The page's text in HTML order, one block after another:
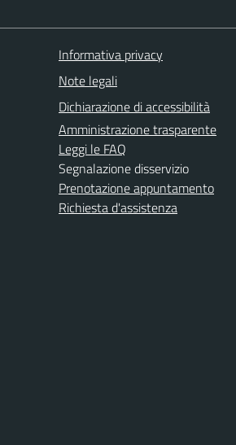
Informativa privacy
Note legali
Dichiarazione di accessibilità
Amministrazione trasparente
Leggi le FAQ
Segnalazione disservizio
Prenotazione appuntamento
Richiesta d'assistenza